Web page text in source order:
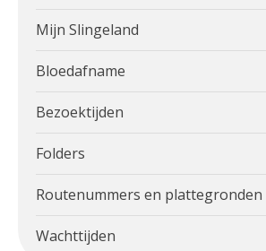
Mijn Slingeland
Bloedafname
Bezoektijden
Folders
Routenummers en plattegronden
Wachttijden